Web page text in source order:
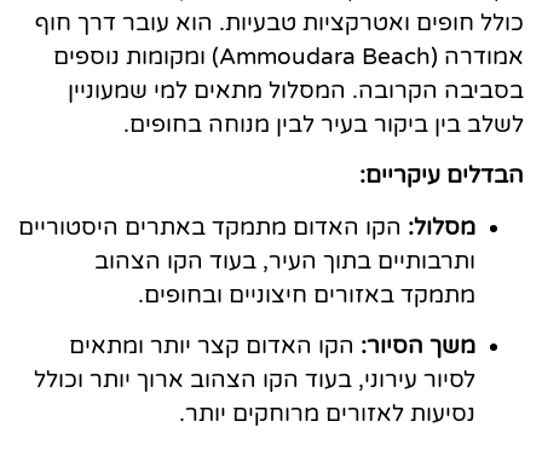
כולל חופים ואטרקציות טבעיות. הוא עובר דרך חוף
אמודרה (Ammoudara Beach) ומקומות נוספים
בסביבה הקרובה. המסלול מתאים למי שמעוניין
לשלב בין ביקור בעיר לבין מנוחה בחופים.
הבדלים עיקריים:
מסלול: הקו האדום מתמקד באתרים היסטוריים
ותרבותיים בתוך העיר, בעוד הקו הצהוב
מתמקד באזורים חיצוניים ובחופים.
משך הסיור: הקו האדום קצר יותר ומתאים
לסיור עירוני, בעוד הקו הצהוב ארוך יותר וכולל
נסיעות לאזורים מרוחקים יותר.